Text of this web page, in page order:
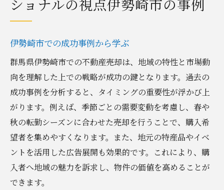
ショナルの視点伊勢崎市の事例
伊勢崎市での成功事例から学ぶ
群馬県伊勢崎市での不動産売却は、地域の特性と市場動
向を理解した上での戦略が成功の鍵となります。過去の
成功事例を分析すると、タイミングの重要性が浮かび上
がります。例えば、季節ごとの需要変動を考慮し、春や
秋の転勤シーズンに合わせた売却を行うことで、購入希
望者を集めやすくなります。また、地元の特産品やイベ
ントを活用した広告展開も効果的です。これにより、購
入者へ地域の魅力を訴求し、物件の価値を高めることが
できます。